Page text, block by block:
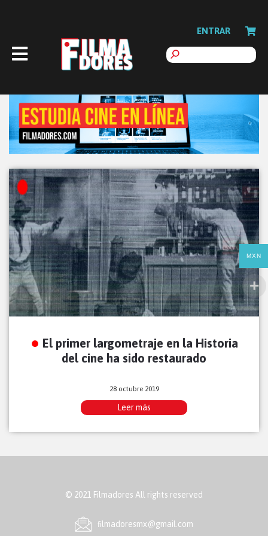
ENTRAR
El primer largometraje en la Historia
del cine ha sido restaurado
28 octubre 2019
Leer más
© 2021 Filmadores All rights reserved
ﬁlmadoresmx@gmail.com
MXN